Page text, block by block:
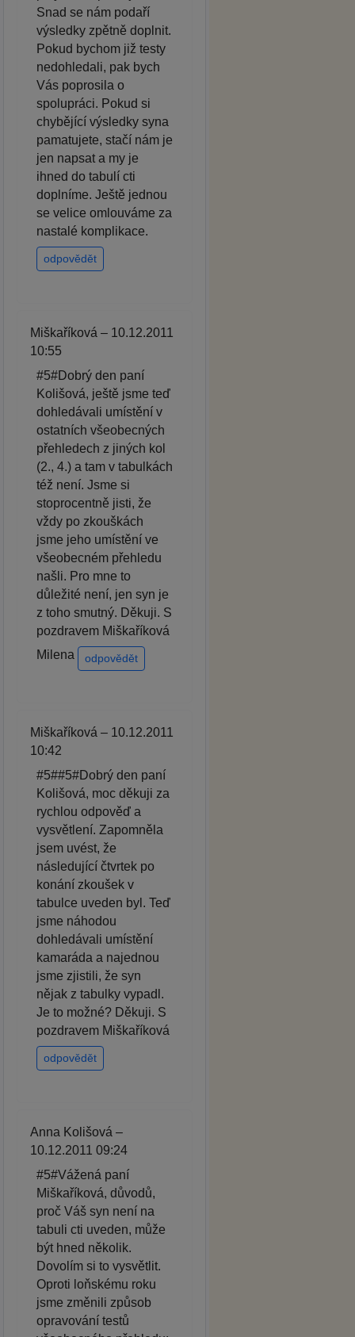
Snad se nám podaří
výsledky zpětně doplnit.
Pokud bychom již testy
nedohledali, pak bych
Vás poprosila o
spolupráci. Pokud si
chybějící výsledky syna
pamatujete, stačí nám je
jen napsat a my je
ihned do tabulí cti
doplníme. Ještě jednou
se velice omlouváme za
nastalé komplikace.
odpovědět
Miškaříková – 10.12.2011
10:55
#5#Dobrý den paní
Kolišová, ještě jsme teď
dohledávali umístění v
ostatních všeobecných
přehledech z jiných kol
(2., 4.) a tam v tabulkách
též není. Jsme si
stoprocentně jisti, že
vždy po zkouškách
jsme jeho umístění ve
všeobecném přehledu
našli. Pro mne to
důležité není, jen syn je
z toho smutný. Děkuji. S
pozdravem Miškaříková
Milena
odpovědět
Miškaříková – 10.12.2011
10:42
#5##5#Dobrý den paní
Kolišová, moc děkuji za
rychlou odpověď a
vysvětlení. Zapomněla
jsem uvést, že
následující čtvrtek po
konání zkoušek v
tabulce uveden byl. Teď
jsme náhodou
dohledávali umístění
kamaráda a najednou
jsme zjistili, že syn
nějak z tabulky vypadl.
Je to možné? Děkuji. S
pozdravem Miškaříková
odpovědět
Anna Kolišová –
10.12.2011 09:24
#5#Vážená paní
Miškaříková, důvodů,
proč Váš syn není na
tabuli cti uveden, může
být hned několik.
Dovolím si to vysvětlit.
Oproti loňskému roku
jsme změnili způsob
opravování testů